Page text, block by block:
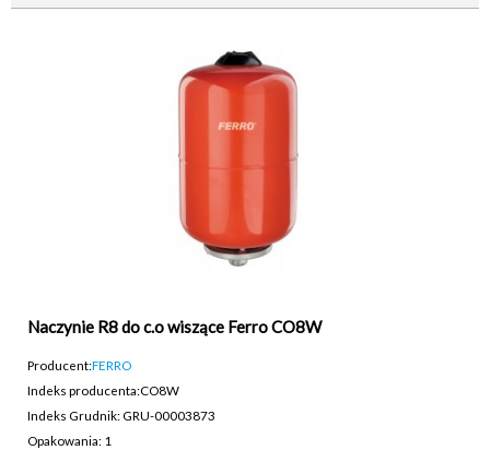
Naczynie R8 do c.o wiszące Ferro CO8W
Producent:FERRO
Indeks producenta:CO8W
Indeks Grudnik: GRU-00003873
Opakowania: 1